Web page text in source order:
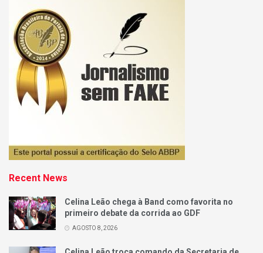
Recent News
Celina Leão chega à Band como favorita no
primeiro debate da corrida ao GDF
AGOSTO 8, 2026